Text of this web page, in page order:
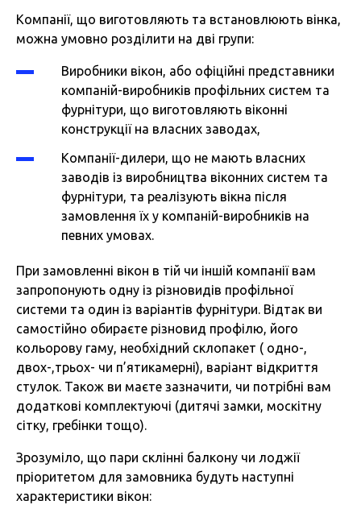
Компанії, що виготовляють та встановлюють вінка,
можна умовно розділити на дві групи:
Виробники вікон, або офіційні представники
компаній-виробників профільних систем та
фурнітури, що виготовляють віконні
конструкції на власних заводах,
Компанії-дилери, що не мають власних
заводів із виробництва віконних систем та
фурнітури, та реалізують вікна після
замовлення їх у компаній-виробників на
певних умовах.
При замовленні вікон в тій чи іншій компанії вам
запропонують одну із різновидів профільної
системи та один із варіантів фурнітури. Відтак ви
самостійно обираєте різновид профілю, його
кольорову гаму, необхідний склопакет ( одно-,
двох-,трьох- чи п’ятикамерні), варіант відкриття
стулок. Також ви маєте зазначити, чи потрібні вам
додаткові комплектуючі (дитячі замки, москітну
сітку, гребінки тощо).
Зрозуміло, що пари склінні балкону чи лоджії
пріоритетом для замовника будуть наступні
характеристики вікон: